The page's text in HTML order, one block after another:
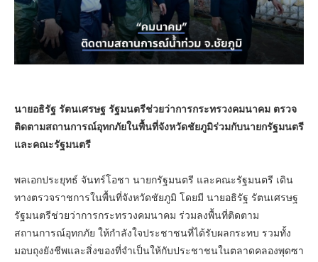
นายอธิรัฐ รัตนเศรษฐ รัฐมนตรีช่วยว่าการกระทรวงคมนาคม ตรวจ
ติดตามสถานการณ์อุทกภัยในพื้นที่จังหวัดชัยภูมิร่วมกับนายกรัฐมนตรี
และคณะรัฐมนตรี
พลเอกประยุทธ์ จันทร์โอชา นายกรัฐมนตรี และคณะรัฐมนตรี เดิน
ทางตรวจราชการในพื้นที่จังหวัดชัยภูมิ โดยมี นายอธิรัฐ รัตนเศรษฐ
รัฐมนตรีช่วยว่าการกระทรวงคมนาคม ร่วมลงพื้นที่ติดตาม
สถานการณ์อุทกภัย ให้กำลังใจประชาชนที่ได้รับผลกระทบ รวมทั้ง
มอบถุงยังชีพและสิ่งของที่จำเป็นให้กับประชาชนในตลาดคลองพุดซา